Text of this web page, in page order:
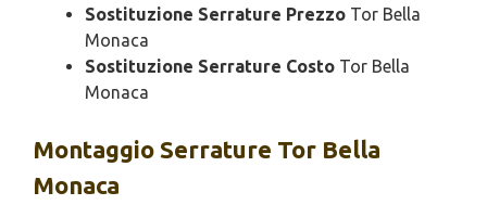
Sostituzione Serrature Prezzo Tor Bella
Monaca
Sostituzione Serrature Costo Tor Bella
Monaca
Montaggio Serrature Tor Bella
Monaca